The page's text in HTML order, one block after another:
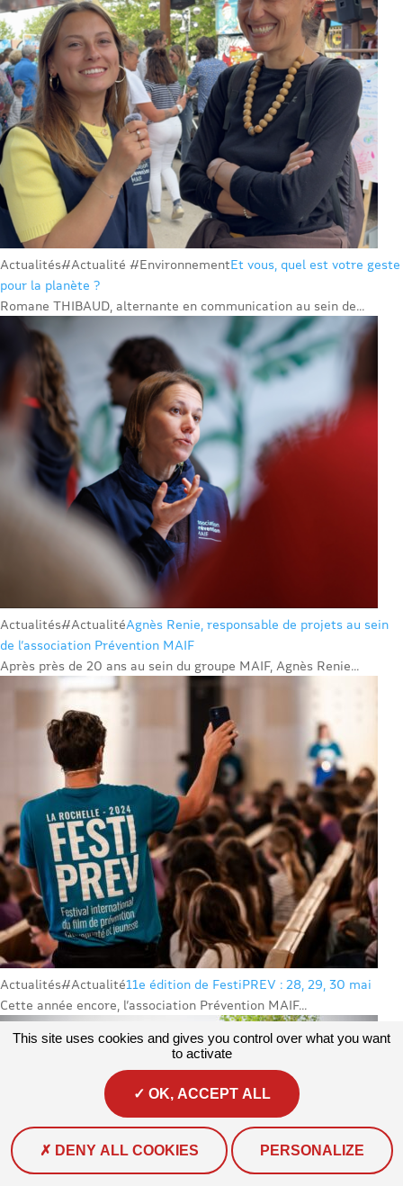
Actualités#Actualité #EnvironnementEt vous, quel est votre geste
pour la planète ?
Romane THIBAUD, alternante en communication au sein de...
Actualités#ActualitéAgnès Renie, responsable de projets au sein
de l’association Prévention MAIF
Après près de 20 ans au sein du groupe MAIF, Agnès Renie...
Actualités#Actualité11e édition de FestiPREV : 28, 29, 30 mai
Cette année encore, l’association Prévention MAIF...
This site uses cookies and gives you control over what you want
to activate
OK, ACCEPT ALL
DENY ALL COOKIES PERSONALIZE